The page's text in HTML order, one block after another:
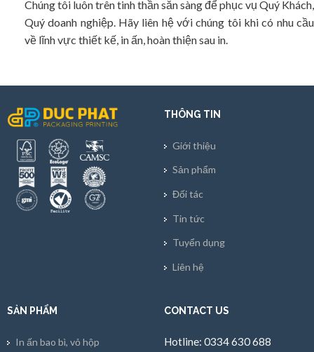
Chúng tôi luôn trên tinh thần sẵn sàng để phục vụ Quý Khách,
Quý doanh nghiệp. Hãy liên hệ với chúng tôi khi có nhu cầu
về lĩnh vực thiết kế, in ấn, hoàn thiện sau in.
THÔNG TIN
Giới thiệu
Sản phẩm
Đối tác
Tin tức
Tuyển dụng
Liên hệ
SẢN PHẨM
In ấn bao bì, vỏ hộp
CONTACT US
Hotline: 0334 630 688